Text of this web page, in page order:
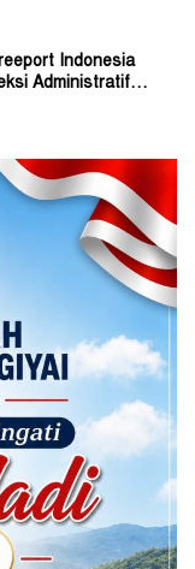
Indonesia
Administratif